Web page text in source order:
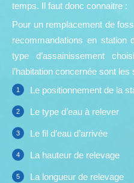
temps. Il faut donc connaitre :
Pour un remplacement de
recommandations en station
type d’assainissement
l’habitation concernée sont les
Le positionnement de la
Le type d’eau à relever
Le fil d’eau d’arrivée
La hauteur de relevage
La longueur de relevage